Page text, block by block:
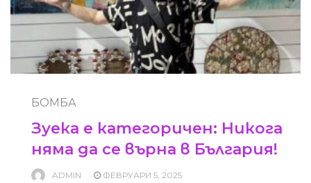
БОМБА
Зуека е категоричен: Никога
няма да се върна в България!
ADMIN ФЕВРУАРИ 5, 2025